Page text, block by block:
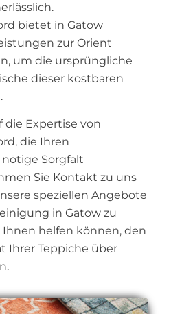
bietet in Gatow
zur Orient
um die ursprüngliche
dieser kostbaren
die Expertise von
die Ihren
Sorgfalt
Sie Kontakt zu uns
speziellen Angebote
in Gatow zu
helfen können, den
Ihrer Teppiche über